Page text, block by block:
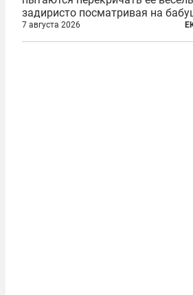
задиристо посматривая на
им замечание, но внуки
сердится невсерьез. И это
7 августа 2026